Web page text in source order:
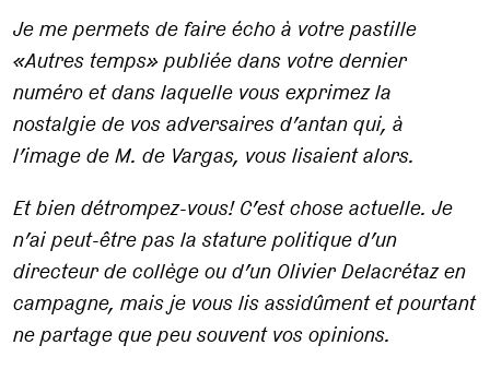
Je me permets de faire écho à votre pastille
«Autres temps» publiée dans votre dernier
numéro et dans laquelle vous exprimez la
nostalgie de vos adversaires d’antan qui, à
l’image de M. de Vargas, vous lisaient alors.
Et bien détrompez-vous! C’est chose actuelle. Je
n’ai peut-être pas la stature politique d’un
directeur de collège ou d’un Olivier Delacrétaz en
campagne, mais je vous lis assidûment et pourtant
ne partage que peu souvent vos opinions.